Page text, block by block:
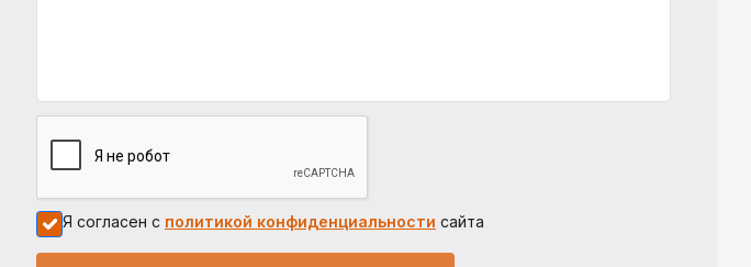
Я согласен с политикой конфиденциальности сайта